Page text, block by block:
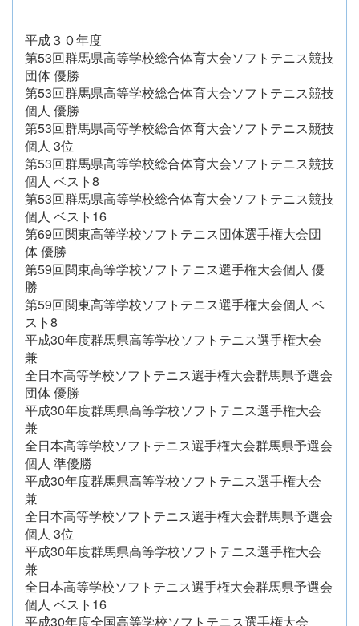
平成３０年度
第53回群馬県高等学校総合体育大会ソフトテニス競技
団体 優勝
第53回群馬県高等学校総合体育大会ソフトテニス競技
個人 優勝
第53回群馬県高等学校総合体育大会ソフトテニス競技
個人 3位
第53回群馬県高等学校総合体育大会ソフトテニス競技
個人 ベスト8
第53回群馬県高等学校総合体育大会ソフトテニス競技
個人 ベスト16
第69回関東高等学校ソフトテニス団体選手権大会団
体 優勝
第59回関東高等学校ソフトテニス選手権大会個人 優
勝
第59回関東高等学校ソフトテニス選手権大会個人 ベ
スト8
平成30年度群馬県高等学校ソフトテニス選手権大会
兼
全日本高等学校ソフトテニス選手権大会群馬県予選会
団体 優勝
平成30年度群馬県高等学校ソフトテニス選手権大会
兼
全日本高等学校ソフトテニス選手権大会群馬県予選会
個人 準優勝
平成30年度群馬県高等学校ソフトテニス選手権大会
兼
全日本高等学校ソフトテニス選手権大会群馬県予選会
個人 3位
平成30年度群馬県高等学校ソフトテニス選手権大会
兼
全日本高等学校ソフトテニス選手権大会群馬県予選会
個人 ベスト16
平成30年度全国高等学校ソフトテニス選手権大会